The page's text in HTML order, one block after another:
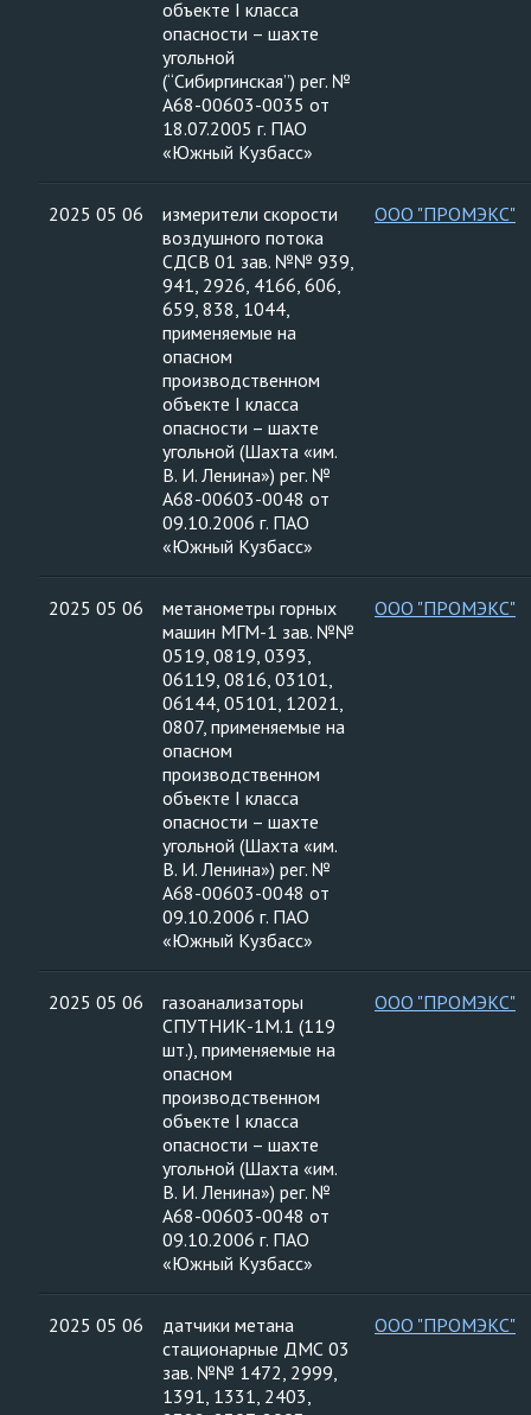
объекте I класса
опасности – шахте
угольной
(“Сибиргинская”) рег. №
А68-00603-0035 от
18.07.2005 г. ПАО
«Южный Кузбасс»
2025 05 06
измерители скорости
воздушного потока
СДСВ 01 зав. №№ 939,
941, 2926, 4166, 606,
659, 838, 1044,
применяемые на
опасном
производственном
объекте I класса
опасности – шахте
угольной (Шахта «им.
В. И. Ленина») рег. №
А68-00603-0048 от
09.10.2006 г. ПАО
«Южный Кузбасс»
ООО "ПРОМЭКС"
2025 05 06
метанометры горных
машин МГМ-1 зав. №№
0519, 0819, 0393,
06119, 0816, 03101,
06144, 05101, 12021,
0807, применяемые на
опасном
производственном
объекте I класса
опасности – шахте
угольной (Шахта «им.
В. И. Ленина») рег. №
А68-00603-0048 от
09.10.2006 г. ПАО
«Южный Кузбасс»
ООО "ПРОМЭКС"
2025 05 06
газоанализаторы
СПУТНИК-1М.1 (119
шт.), применяемые на
опасном
производственном
объекте I класса
опасности – шахте
угольной (Шахта «им.
В. И. Ленина») рег. №
А68-00603-0048 от
09.10.2006 г. ПАО
«Южный Кузбасс»
ООО "ПРОМЭКС"
2025 05 06
датчики метана
стационарные ДМС 03
зав. №№ 1472, 2999,
1391, 1331, 2403,
ООО "ПРОМЭКС"